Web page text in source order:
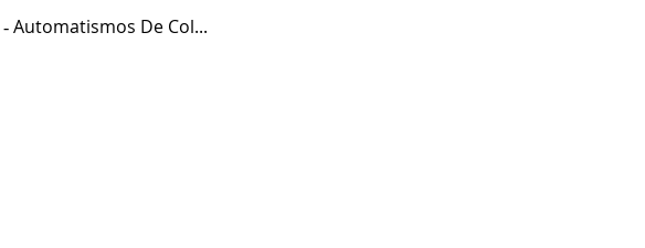
- Automatismos De Col...